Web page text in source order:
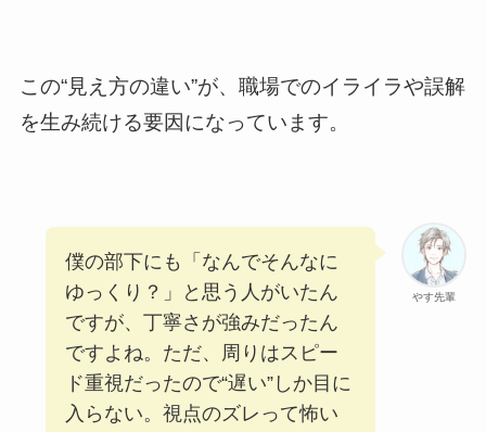
この“見え方の違い”が、職場でのイライラや誤解
を生み続ける要因になっています。
やす先輩
僕の部下にも「なんでそんなに
ゆっくり？」と思う人がいたん
ですが、丁寧さが強みだったん
ですよね。ただ、周りはスピー
ド重視だったので“遅い”しか目に
入らない。視点のズレって怖い